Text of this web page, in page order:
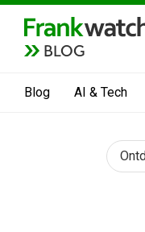
BLOG
Blog AI & Tech